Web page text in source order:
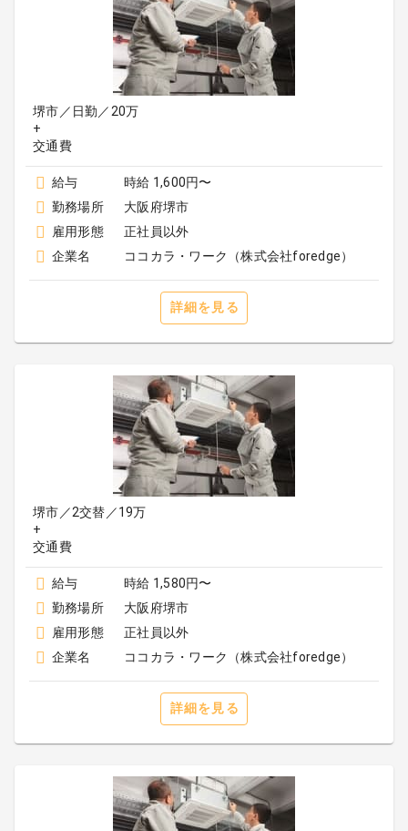
堺市／日勤／20万
+
交通費
給与
時給 1,600円〜
勤務場所
大阪府堺市
雇用形態
正社員以外
企業名
ココカラ・ワーク（株式会社foredge）
詳細を見る
堺市／2交替／19万
+
交通費
給与
時給 1,580円〜
勤務場所
大阪府堺市
雇用形態
正社員以外
企業名
ココカラ・ワーク（株式会社foredge）
詳細を見る